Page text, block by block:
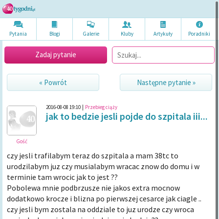
Pytania Blogi Galerie Kluby Artykuły Poradniki
Zadaj pytanie
« Powrót Następne pytanie »
Gość
2016-08-08 19:10 Przebieg ciąży
jak to bedzie jesli pojde do szpitala iii...
czy jesli trafilabym teraz do szpitala a mam 38tc to
urodzilabym juz czy musialabym wracac znow do domu i w
terminie tam wrocic jak to jest ??
Pobolewa mnie podbrzusze nie jakos extra mocnow
dodatkowo krocze i blizna po pierwszej cesarce jak ciagle ..
czy jesli bym zostala na oddziale to juz urodze czy wroca